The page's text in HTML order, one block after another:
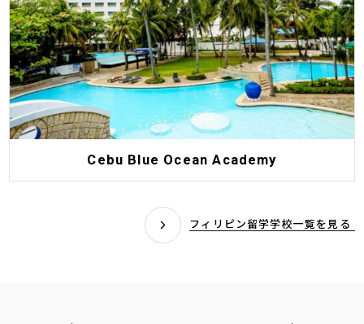
Cebu Blue Ocean Academy
フィリピン留学学校一覧を見る